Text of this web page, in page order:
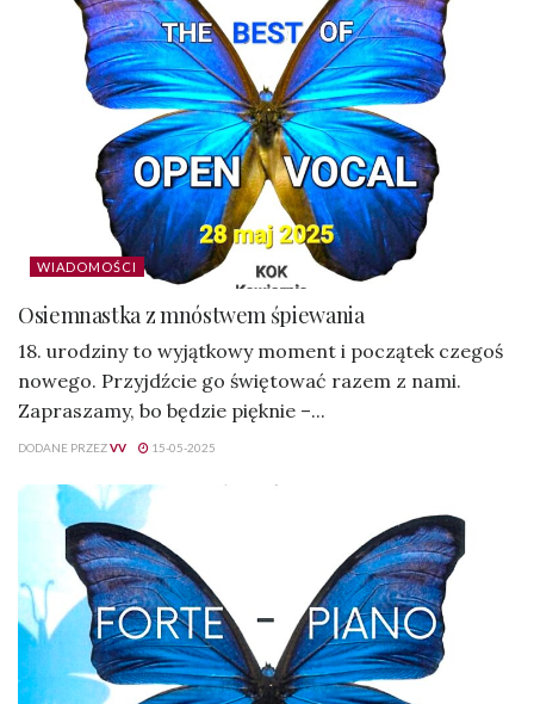
WIADOMOŚCI
Osiemnastka z mnóstwem śpiewania
18. urodziny to wyjątkowy moment i początek czegoś
nowego. Przyjdźcie go świętować razem z nami.
Zapraszamy, bo będzie pięknie –...
DODANE PRZEZVV 15-05-2025